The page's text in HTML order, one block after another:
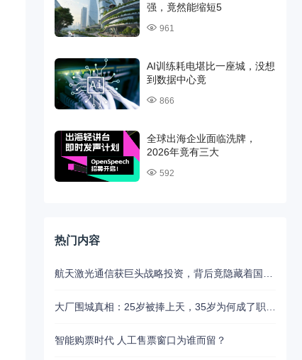
强，竟然能缩短5
961
AI训练耗电堪比一座城，没想
到数据中心竟
866
全球出海企业面临洗牌，
2026年竟有三大
592
热门内容
智能购票时代 人工售票窗口为谁而留？